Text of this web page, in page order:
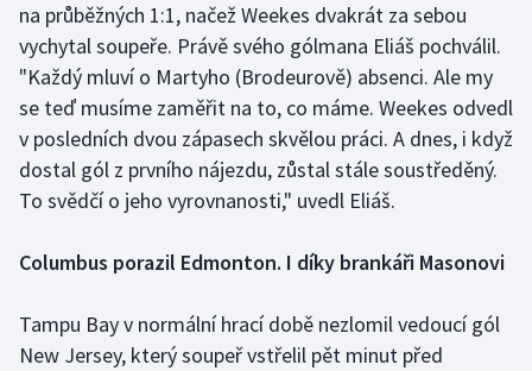
Golf
Gymnastika
Házená
Jezdectví
Judo
Krasobruslení
na průběžných 1:1, načež Weekes dvakrát za sebou
vychytal soupeře. Právě svého gólmana Eliáš pochválil.
"Každý mluví o Martyho (Brodeurově) absenci. Ale my
se teď musíme zaměřit na to, co máme. Weekes odvedl
v posledních dvou zápasech skvělou práci. A dnes, i když
dostal gól z prvního nájezdu, zůstal stále soustředěný.
To svědčí o jeho vyrovnanosti," uvedl Eliáš.
Columbus porazil Edmonton. I díky brankáři Masonovi
Tampu Bay v normální hrací době nezlomil vedoucí gól
New Jersey, který soupeř vstřelil pět minut před